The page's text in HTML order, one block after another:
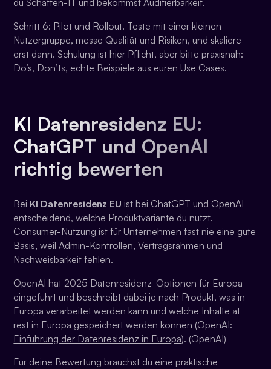
Schritt 6: Pilot und Rollout. Teste mit einer kleinen
Nutzergruppe, messe Qualität und Risiken, und skaliere
erst dann. Schulung ist hier Pflicht, aber bitte praxisnah:
Do’s, Don’ts, echte Beispiele aus euren Use Cases.
KI Datenresidenz EU:
ChatGPT und OpenAI
richtig bewerten
Bei KI Datenresidenz EU ist bei ChatGPT und OpenAI
entscheidend, welche Produktvariante du nutzt.
Consumer-Nutzung ist für Unternehmen fast nie eine gute
Basis, weil Admin-Kontrollen, Vertragsrahmen und
Nachweisbarkeit fehlen.
OpenAI hat 2025 Datenresidenz-Optionen für Europa
eingeführt und beschreibt dabei je nach Produkt, was in
Europa verarbeitet werden kann und welche Inhalte at
rest in Europa gespeichert werden können (OpenAI:
Einführung der Datenresidenz in Europa). (OpenAI)
Für deine Bewertung brauchst du eine praktische